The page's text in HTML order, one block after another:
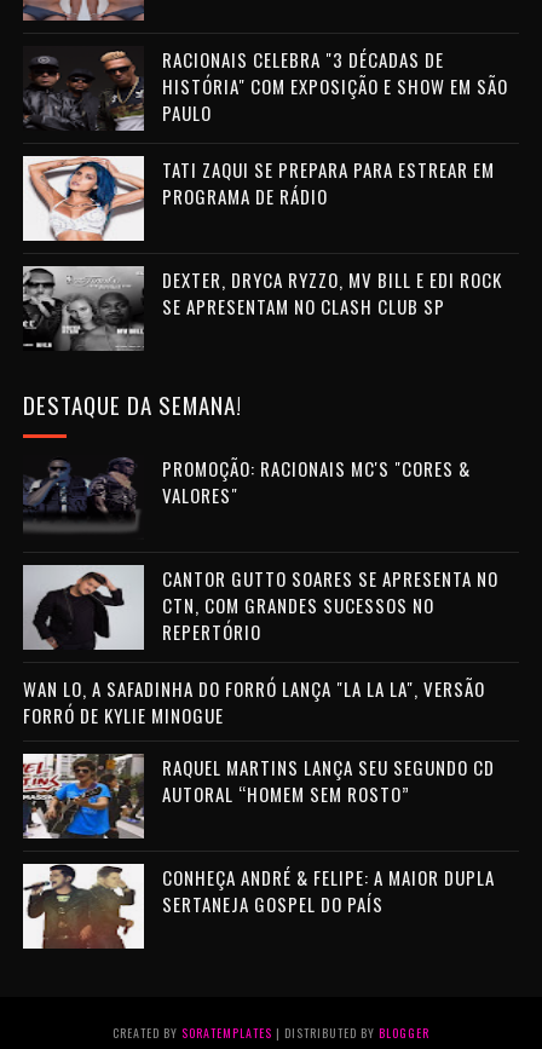
RACIONAIS CELEBRA "3 DÉCADAS DE
HISTÓRIA" COM EXPOSIÇÃO E SHOW EM SÃO
PAULO
TATI ZAQUI SE PREPARA PARA ESTREAR EM
PROGRAMA DE RÁDIO
DEXTER, DRYCA RYZZO, MV BILL E EDI ROCK
SE APRESENTAM NO CLASH CLUB SP
DESTAQUE DA SEMANA!
PROMOÇÃO: RACIONAIS MC'S "CORES &
VALORES"
CANTOR GUTTO SOARES SE APRESENTA NO
CTN, COM GRANDES SUCESSOS NO
REPERTÓRIO
WAN LO, A SAFADINHA DO FORRÓ LANÇA "LA LA LA", VERSÃO
FORRÓ DE KYLIE MINOGUE
RAQUEL MARTINS LANÇA SEU SEGUNDO CD
AUTORAL “HOMEM SEM ROSTO”
CONHEÇA ANDRÉ & FELIPE: A MAIOR DUPLA
SERTANEJA GOSPEL DO PAÍS
CREATED BY SORATEMPLATES | DISTRIBUTED BY BLOGGER